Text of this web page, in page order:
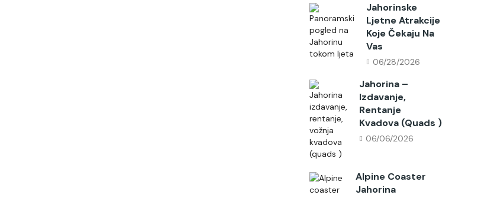
Jahorinske
Ljetne Atrakcije
Koje Čekaju Na
Vas
06/28/2026
Jahorina –
Izdavanje,
Rentanje
Kvadova (quads )
06/06/2026
Alpine Coaster
Jahorina